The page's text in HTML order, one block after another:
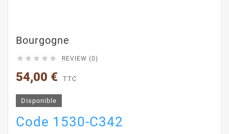
Bourgogne
     REVIEW (0)
54,00 € TTC
Disponible
Code 1530-C342